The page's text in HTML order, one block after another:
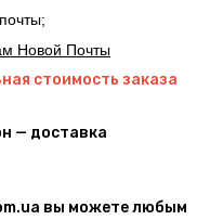
Новой Почты
стоимость заказа
— доставка
вы можете любым